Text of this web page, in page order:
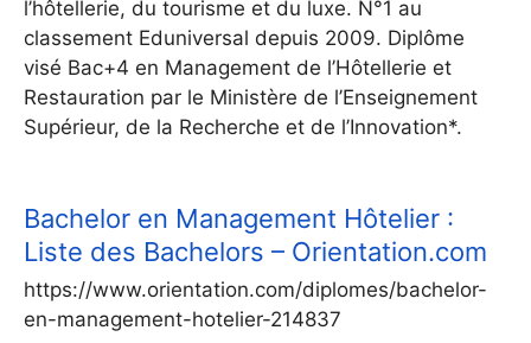
l’hôtellerie, du tourisme et du luxe. N°1 au
classement Eduniversal depuis 2009. Diplôme
visé Bac+4 en Management de l’Hôtellerie et
Restauration par le Ministère de l’Enseignement
Supérieur, de la Recherche et de l’Innovation*.
Bachelor en Management Hôtelier :
Liste des Bachelors – Orientation.com
https://www.orientation.com/diplomes/bachelor-
en-management-hotelier-214837